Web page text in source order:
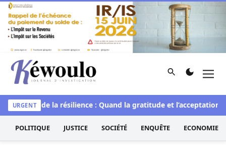
Aller au contenu
Kéwoulo, le premier site d'information et d'investigation
Rechercher
URGENT
L’art de la résilience : Quand la gratitude et l’acceptation
POLITIQUE JUSTICE SOCIÉTÉ ENQUÊTE ECONOMIE